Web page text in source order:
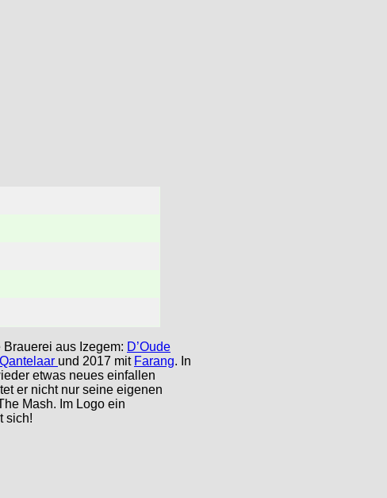
aus Izegem: D’Oude
Qantelaar und 2017 mit Farang. In
etwas neues einfallen
er nicht nur seine eigenen
Mash. Im Logo ein
sich!